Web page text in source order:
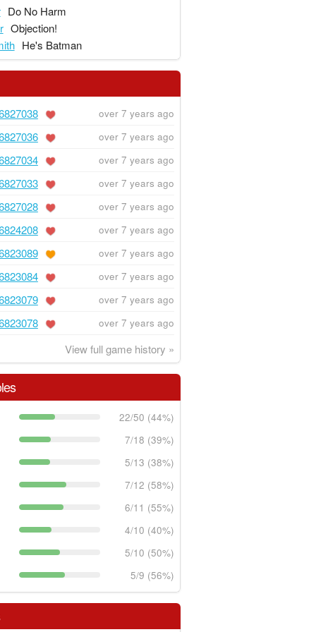
Do No Harm
Objection!
He's Batman
over 7 years ago
over 7 years ago
over 7 years ago
over 7 years ago
over 7 years ago
over 7 years ago
over 7 years ago
over 7 years ago
over 7 years ago
over 7 years ago
View full game history »
22/50 (44%)
7/18 (39%)
5/13 (38%)
7/12 (58%)
6/11 (55%)
4/10 (40%)
5/10 (50%)
5/9 (56%)